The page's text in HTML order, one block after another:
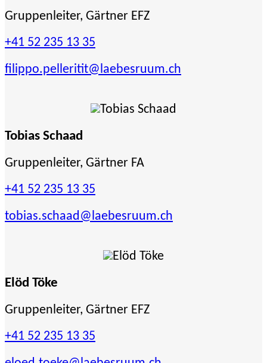
Gruppenleiter, Gärtner EFZ
+41 52 235 13 35
filippo.pelleritit@laebesruum.ch
Tobias Schaad
Gruppenleiter, Gärtner FA
+41 52 235 13 35
tobias.schaad@laebesruum.ch
Elöd Töke
Gruppenleiter, Gärtner EFZ
+41 52 235 13 35